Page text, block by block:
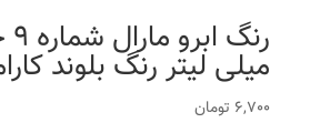
میلی لیتر رنگ بلوند
6,700 تومان